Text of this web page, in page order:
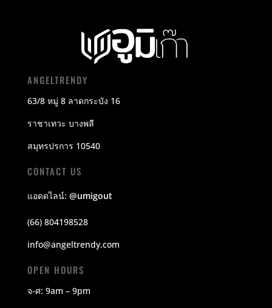
ANGELTRENDY
63/8 หมู่ 8 ลาดกระบัง 16
ราชาเทวะ บางพลี
สมุทรปรการ 10540
CONTACT US
แอดดไลน์: @umigout
(66) 804198528
info@angeltrendy.com
OPEN HOURS
จ-ศ: 9am – 9pm